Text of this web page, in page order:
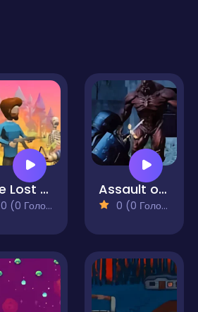
The Lost Campfire
0 (0 Голосів)
Assault on the Evil Star
0 (0 Голосів)